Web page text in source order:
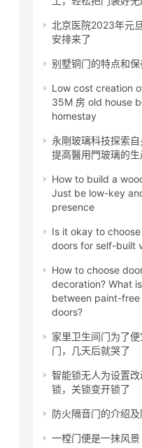
北京医院2023年元
安排来了
别墅铜门的特点和保
Low cost creation
35M 房 old house
homestay
永剛玻璃科技探索自
提高醫用門玻璃的
How to build a
Just be low-key
presence
Is it okay to
doors for self-built
How to choose
decoration? What
between paint-
doors?
家里卫生间门为了
门，几天后就哭了
智能锁无人为设置
锁，关锁变开锁了
防火隔音门的介绍
一樘门便是一抹风景